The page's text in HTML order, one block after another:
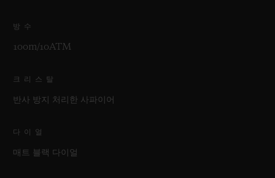
방수
100m/10ATM
크리스탈
반사 방지 처리한 사파이어
다이얼
매트 블랙 다이얼